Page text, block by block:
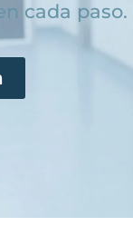
cada paso.